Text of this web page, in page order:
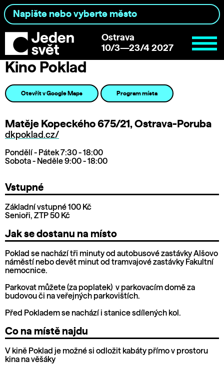
Ostrava
10/3—23/4 2027
Kino Poklad
Otevřít v Google Maps Program místa
Matěje Kopeckého 675/21, Ostrava-Poruba
dkpoklad.cz/
Pondělí - Pátek 7:30 - 18:00
Sobota - Neděle 9:00 - 18:00
Vstupné
Základní vstupné 100 Kč
Senioři, ZTP 50 Kč
Jak se dostanu na místo
Poklad se nachází tři minuty od autobusové zastávky Alšovo
náměstí nebo devět minut od tramvajové zastávky Fakultní
nemocnice.
Parkovat můžete (za poplatek) v parkovacím domě za
budovou či na veřejných parkovištích.
P‍řed Pokladem se nachází i stanice sdílených kol.
Co na místě najdu
V kině Poklad je možné si odložit kabáty přímo v prostoru
kina na věšáky